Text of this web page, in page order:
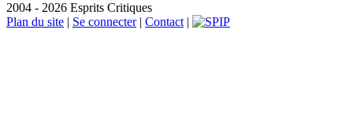
2004 - 2026 Esprits Critiques
Plan du site | Se connecter| Contact |